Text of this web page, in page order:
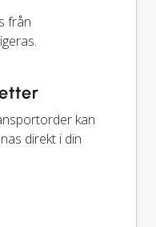
från
kan
direkt i din